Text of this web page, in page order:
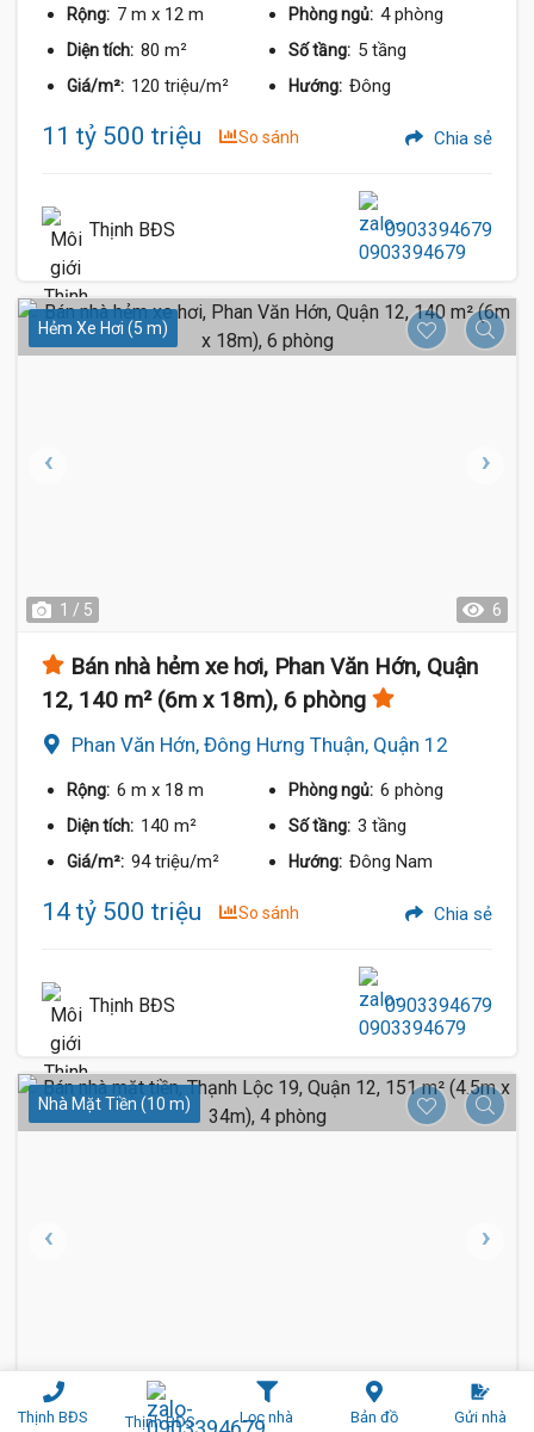
Thịnh BĐS Thịnh BĐS Lọc nhà Bản đồ Gửi nhà
Rộng: 7 m x 12 m Phòng ngủ: 4 phòng
Diện tích: 80 m² Số tầng: 5 tầng
Giá/m²: 120 triệu/m² Hướng: Đông
11 tỷ 500 triệu So sánh Chia sẻ
Thịnh BĐS 0903394679
Hẻm Xe Hơi (5 m)
1 / 5 6
Bán nhà hẻm xe hơi, Phan Văn Hớn, Quận
12, 140 m² (6m x 18m), 6 phòng
Phan Văn Hớn, Đông Hưng Thuận, Quận 12
Rộng: 6 m x 18 m Phòng ngủ: 6 phòng
Diện tích: 140 m² Số tầng: 3 tầng
Giá/m²: 94 triệu/m² Hướng: Đông Nam
14 tỷ 500 triệu So sánh Chia sẻ
Thịnh BĐS 0903394679
Nhà Mặt Tiền (10 m)
1 / 8 11